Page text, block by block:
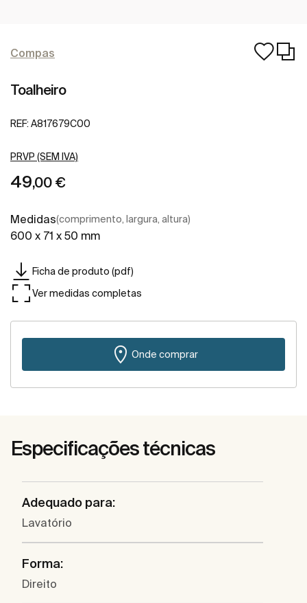
Compas
Toalheiro
REF: A817679C00
PRVP (SEM IVA)
49,00 €
Medidas(comprimento, largura, altura)
600 x 71 x 50 mm
Ficha de produto (pdf)
Ver medidas completas
Onde comprar
Especificações técnicas
Adequado para:
Lavatório
Forma:
Direito